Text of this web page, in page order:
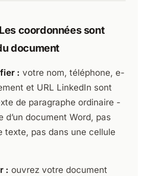
coordonnées sont
document
: votre nom, téléphone, e-
et URL LinkedIn sont
de paragraphe ordinaire -
d’un document Word, pas
texte, pas dans une cellule
: ouvrez votre document